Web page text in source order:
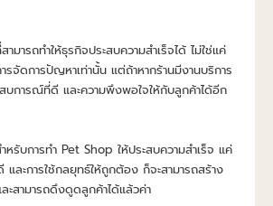
ารถทำให้ธุรกิจประสบความสำเร็จได้ ไม่ใช่แค่
รจัดการปัญหาเท่านั้น แต่ถ้าหากร้านมีงานบริการ
บการณ์ที่ดี และความพึงพอใจให้กับลูกค้าได้อีก
ำหรับการทำ Pet Shop ให้ประสบความสำเร็จ แค่
ละการใช้กลยุทธ์ให้ถูกต้อง ก็จะสามารถสร้าง
ะสามารถดึงดูดลูกค้าได้แล้วค่า